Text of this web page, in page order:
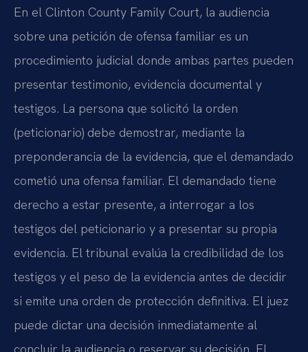
En el Clinton County Family Court, la audiencia
sobre una petición de ofensa familiar es un
procedimiento judicial donde ambas partes pueden
presentar testimonio, evidencia documental y
testigos. La persona que solicitó la orden
(peticionario) debe demostrar, mediante la
preponderancia de la evidencia, que el demandado
cometió una ofensa familiar. El demandado tiene
derecho a estar presente, a interrogar a los
testigos del peticionario y a presentar su propia
evidencia. El tribunal evalúa la credibilidad de los
testigos y el peso de la evidencia antes de decidir
si emite una orden de protección definitiva. El juez
puede dictar una decisión inmediatamente al
concluir la audiencia o reservar su decisión. El